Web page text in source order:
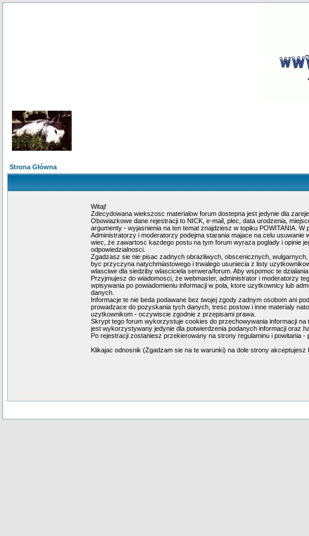
Strona Główna
Witaj!
Zdecydowana wiekszosc materialow forum dostepna jest jedynie dla
Obowiazkowe dane rejestracji to NICK, e-mail, plec, data urodzenia,
argumenty - wyjasnienia na ten temat znajdziesz w topiku POWITANIA.
Administratorzy i moderatorzy podejma starania majace na celu
wiec, że zawartosc kazdego postu na tym forum wyraza poglady i opinie
odpowiedzialnosci.
Zgadzasz sie nie pisac zadnych obrazliwych, obscenicznych,
byc przyczyna natychmiastowego i trwalego usuniecia z listy
wlasciwe dla siedziby wlasciciela serwera/forum. Aby wspomoc te
Przyjmujesz do wiadomosci, że webmaster, administrator i moderatorzy
wpisywania po powiadomieniu informacji w pola, ktore uzytkownicy lub
danych.
Informacje te nie beda podawane bez twojej zgody zadnym osobom ani
prowadzace do pozyskania tych danych, tresc postow i inne materialy
uzytkownikom - oczywiscie zgodnie z przepisami prawa.
Skrypt tego forum wykorzystuje cookies do przechowywania informacji
jest wykorzystywany jedynie dla potwierdzenia podanych informacji oraz
Po rejestracji zostaniesz przekierowany na strony regulaminu i powitania
Klikajac odnosnik (Zgadzam sie na te warunki) na dole strony